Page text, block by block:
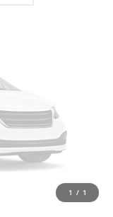
1 / 1